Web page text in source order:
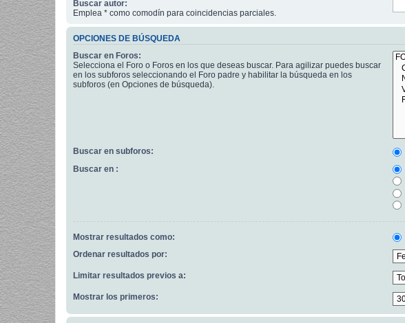
Buscar autor:
Emplea * como comodín para coincidencias parciales.
OPCIONES DE BÚSQUEDA
Buscar en Foros:
Selecciona el Foro o Foros en los que deseas buscar. Para agilizar puedes buscar
en los subforos seleccionando el Foro padre y habilitar la búsqueda en los
subforos (en Opciones de búsqueda).
Buscar en subforos:
Buscar en :
Mostrar resultados como:
Ordenar resultados por:
Limitar resultados previos a:
Mostrar los primeros: